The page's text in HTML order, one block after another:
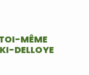
MÊME
DELLOYE